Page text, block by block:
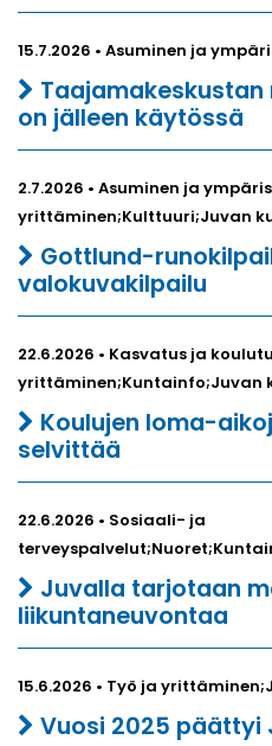
15.7.2026 • Asuminen ja
on jälleen käytössä
2.7.2026 • Asuminen ja
yrittäminen;Kulttuuri;Juvan
Gottlund-
valokuvakilpailu
22.6.2026 • Kasvatus ja
yrittäminen;Kuntainfo;Juvan
Koulujen loma-
selvittää
22.6.2026 • Sosiaali- ja
Juvalla tarjotaan
liikuntaneuvontaa
15.6.2026 • Työ ja
Vuosi 2025 päättyi